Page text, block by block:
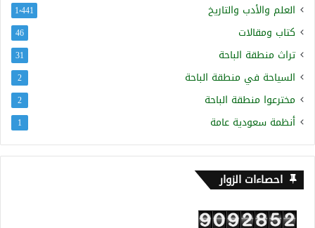
العلم والأدب والتاريخ 1٬441
كتاب ومقالات 46
تراث منطقة الباحة 31
السياحة في منطقة الباحة 2
مخترعوا منطقة الباحة 2
أنظمة سعودية عامة 1
احصاءات الزوار